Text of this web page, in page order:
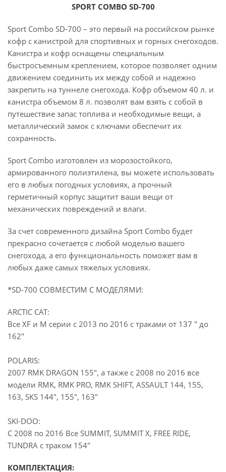
SPORT COMBO SD-700
Sport Combo SD-700 – это первый на российском рынке
кофр с канистрой для спортивных и горных снегоходов.
Канистра и кофр оснащены специальным
быстросъемным креплением, которое позволяет одним
движением соединить их между собой и надежно
закрепить на туннеле снегохода. Кофр объемом 40 л. и
канистра объемом 8 л. позволят вам взять с собой в
путешествие запас топлива и необходимые вещи, а
металлический замок с ключами обеспечит их
сохранность.
Sport Combo изготовлен из морозостойкого,
армированного полиэтилена, вы можете использовать
его в любых погодных условиях, а прочный
герметичный корпус защитит ваши вещи от
механических повреждений и влаги.
За счет современного дизайна Sport Combo будет
прекрасно сочетается с любой моделью вашего
снегохода, а его функциональность поможет вам в
любых даже самых тяжелых условиях.
*SD-700 СОВМЕСТИМ С МОДЕЛЯМИ:
ARCTIC CAT:
Все XF и M серии с 2013 по 2016 с траками от 137 " до
162"
POLARIS:
2007 RMK DRAGON 155", а также с 2008 по 2016 все
модели RMK, RMK PRO, RMK SHIFT, ASSAULT 144, 155,
163, SKS 144", 155", 163"
SKI-DOO:
С 2008 по 2016 Все SUMMIT, SUMMIT X, FREE RIDE,
TUNDRA с траком 154"
КОМПЛЕКТАЦИЯ: